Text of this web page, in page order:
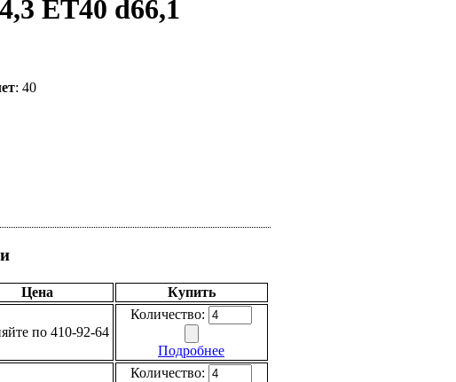
ET40 d66,1
: 40
Цена Купить
по 410-92-64
Количество:
Подробнее
Количество: